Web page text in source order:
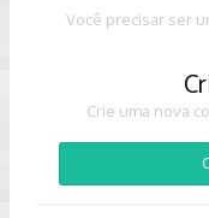
Você precisar ser
Crie uma nova